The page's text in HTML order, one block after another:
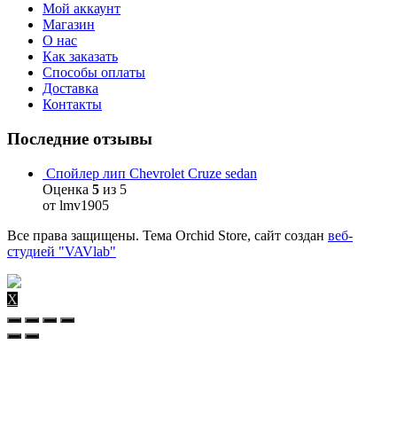
Мой аккаунт
Магазин
О нас
Как заказать
Способы оплаты
Доставка
Контакты
Последние отзывы
Спойлер лип Chevrolet Cruze sedan
Оценка 5 из 5
от lmv1905
Все права защищены. Тема Orchid Store, сайт создан веб-
студией "VAVlab"
X